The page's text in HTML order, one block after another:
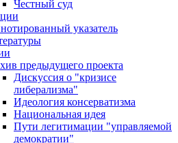
Честный суд
указатель
предыдущего проекта
Дискуссия о "кризисе
либерализма"
Идеология консерватизма
Национальная идея
Пути легитимации "управляемой
демократии"